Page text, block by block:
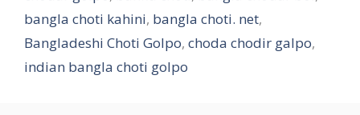
bangla choti kahini, bangla choti. net,
Bangladeshi Choti Golpo, choda chodir galpo,
indian bangla choti golpo